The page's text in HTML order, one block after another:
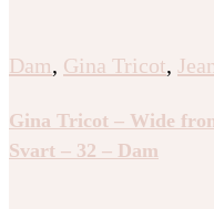
Dam, Gina Tricot,
Gina Tricot – Wide
Svart – 32 – Dam